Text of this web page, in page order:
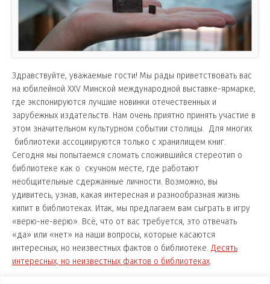
Здравствуйте, уважаемые гости! Мы рады приветствовать вас
на юбилейной XXV Минской международной выставке-ярмарке,
где экспонируются лучшие новинки отечественных и
зарубежных издательств. Нам очень приятно принять участие в
этом значительном культурном событии столицы. Для многих
библиотеки ассоциируются только с хранилищем книг.
Сегодня мы попытаемся сломать сложившийся стереотип о
библиотеке как о скучном месте, где работают
необщительные сдержанные личности. Возможно, вы
удивитесь, узнав, какая интересная и разнообразная жизнь
кипит в библиотеках. Итак, мы предлагаем вам сыграть в игру
«верю-не-верю». Всё, что от вас требуется, это отвечать
«да» или «нет» на наши вопросы, которые касаются
интересных, но неизвестных фактов о библиотеке. Десять
интересных, но неизвестных фактов о библиотеках.